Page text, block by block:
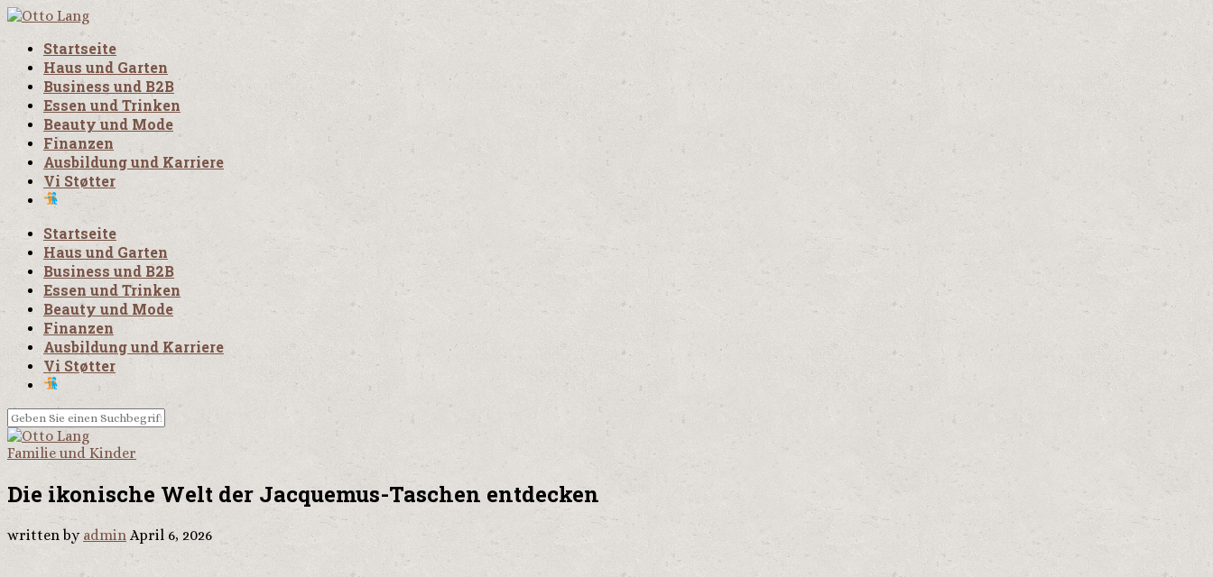
Startseite
Haus und Garten
Business und B2B
Essen und Trinken
Beauty und Mode
Finanzen
Ausbildung und Karriere
Vi Støtter
Startseite
Haus und Garten
Business und B2B
Essen und Trinken
Beauty und Mode
Finanzen
Ausbildung und Karriere
Vi Støtter
Familie und Kinder
Die ikonische Welt der Jacquemus-Taschen entdecken
written by admin April 6, 2026